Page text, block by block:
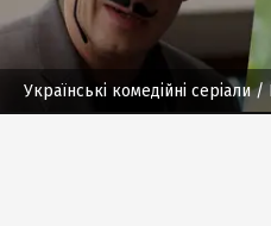
Українські комедійні серіали/